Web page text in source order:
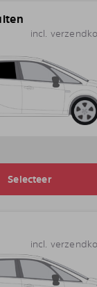
incl.
Selecteer
incl.